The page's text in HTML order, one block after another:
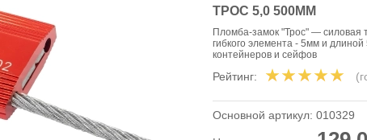
ТРОС 5,0 500ММ
Пломба-замок "Трос" — силовая
гибкого элемента - 5мм и
контейнеров и сейфов
Рейтинг:
Основной артикул: 010329